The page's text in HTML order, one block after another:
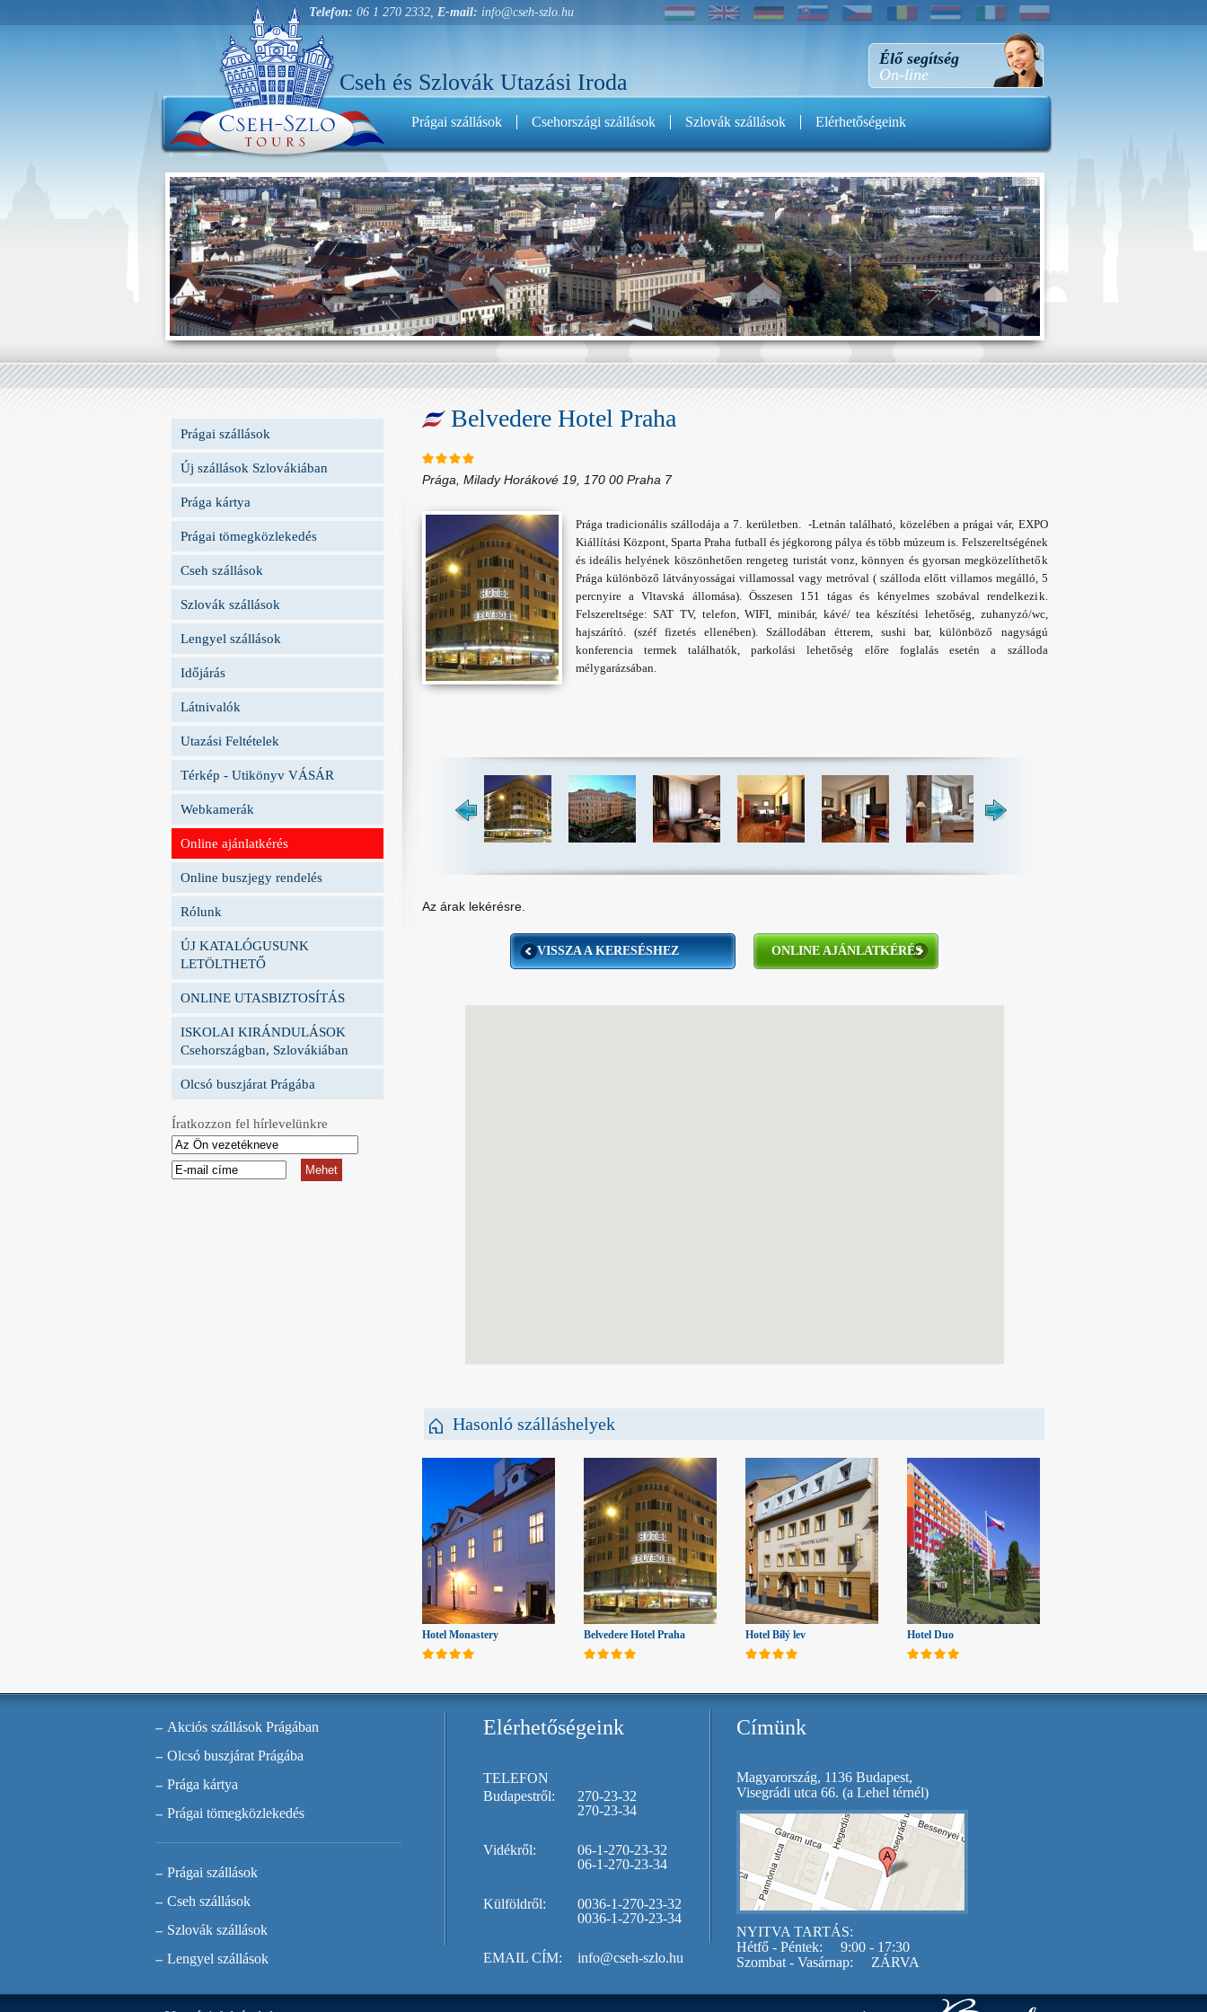
Telefon: 06 1 270 2332, E-mail: info@cseh-szlo.hu
Cseh és Szlovák Utazási Iroda
Élő segítség
On-line
Prágai szállások Csehországi szállások Szlovák szállások Elérhetőségeink
Stop
Prágai szállások
Új szállások Szlovákiában
Prága kártya
Prágai tömegközlekedés
Cseh szállások
Szlovák szállások
Lengyel szállások
Időjárás
Látnivalók
Utazási Feltételek
Térkép - Utikönyv VÁSÁR
Webkamerák
Online ajánlatkérés
Online buszjegy rendelés
Rólunk
ÚJ KATALÓGUSUNK
LETÖLTHETŐ
ONLINE UTASBIZTOSÍTÁS
ISKOLAI KIRÁNDULÁSOK
Csehországban, Szlovákiában
Olcsó buszjárat Prágába
Íratkozzon fel hírlevelünkre
Belvedere Hotel Praha
Prága, Milady Horákové 19, 170 00 Praha 7
Prága tradicionális szállodája a 7. kerületben. -Letnán található, közelében a prágai vár, EXPO
Kiállítási Központ, Sparta Praha futball és jégkorong pálya és több múzeum is. Felszereltségének
és ideális helyének köszönhetően rengeteg turistát vonz, könnyen és gyorsan megközelíthetők
Prága különböző látványosságai villamossal vagy metróval ( szálloda előtt villamos megálló, 5
percnyire a Vltavská állomása). Összesen 151 tágas és kényelmes szobával rendelkezik.
Felszereltsége: SAT TV, telefon, WIFI, minibár, kávé/ tea készítési lehetőség, zuhanyzó/wc,
hajszárító. (széf fizetés ellenében). Szállodában étterem, sushi bar, különböző nagyságú
konferencia termek találhatók, parkolási lehetőség előre foglalás esetén a szálloda
mélygarázsában.
Az árak lekérésre.
VISSZA A KERESÉSHEZ ONLINE AJÁNLATKÉRÉS
Hasonló szálláshelyek
Hotel Monastery Belvedere Hotel Praha Hotel Bílý lev Hotel Duo
Akciós szállások Prágában
Olcsó buszjárat Prágába
Prága kártya
Prágai tömegközlekedés
Prágai szállások
Cseh szállások
Szlovák szállások
Lengyel szállások
Elérhetőségeink
TELEFON
Budapestről:
Vidékről:
Külföldről:
EMAIL CÍM:
270-23-32
270-23-34
06-1-270-23-32
06-1-270-23-34
0036-1-270-23-32
0036-1-270-23-34
info@cseh-szlo.hu
Címünk
Magyarország, 1136 Budapest,
Visegrádi utca 66. (a Lehel térnél)
NYITVA TARTÁS:
Hétfő - Péntek:
9:00 - 17:30
Szombat - Vasárnap:
ZÁRVA